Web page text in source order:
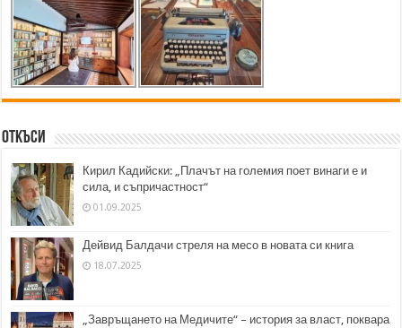
Откъси
Кирил Кадийски: „Плачът на големия поет винаги е и
сила, и съпричастност“
01.09.2025
Дейвид Балдачи стреля на месо в новата си книга
18.07.2025
„Завръщането на Медичите“ – история за власт, поквара